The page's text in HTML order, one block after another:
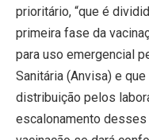
prioritário, “que é
primeira fase da
para uso emergencial
Sanitária (Anvisa) e
distribuição pelos
escalonamento